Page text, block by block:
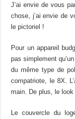
J’ai envie de vous
chose, j’ai envie de
le pictoriel !
Pour un appareil
pas simplement
du même type de
compatriote, le 8X.
main. De plus, le
Le couvercle du